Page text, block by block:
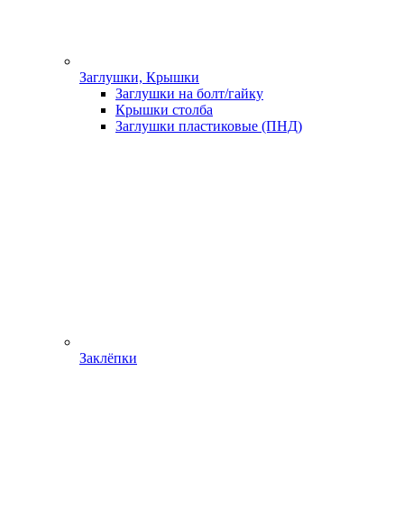
Заглушки, Крышки
Заглушки на болт/гайку
Крышки столба
Заглушки пластиковые (ПНД)
Заклёпки